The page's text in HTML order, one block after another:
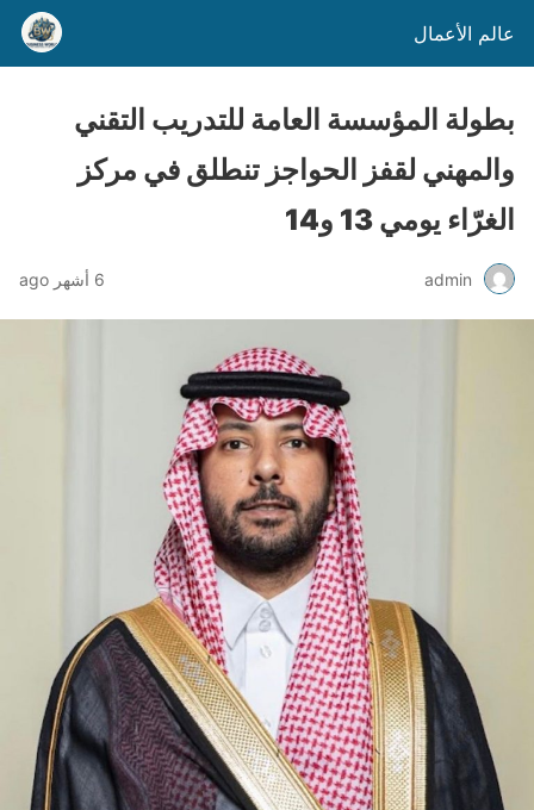
عالم الأعمال
بطولة المؤسسة العامة للتدريب التقني
والمهني لقفز الحواجز تنطلق في مركز
الغرّاء يومي 13 و14
admin 6 أشهر ago